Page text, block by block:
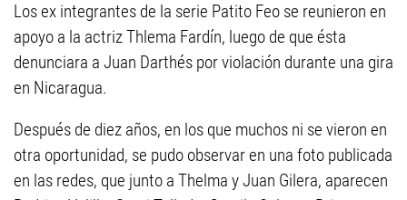
Los ex integrantes de la serie Patito Feo se reunieron en
apoyo a la actriz Thlema Fardín, luego de que ésta
denunciara a Juan Darthés por violación durante una gira
en Nicaragua.
Después de diez años, en los que muchos ni se vieron en
otra oportunidad, se pudo observar en una foto publicada
en las redes, que junto a Thelma y Juan Gilera, aparecen